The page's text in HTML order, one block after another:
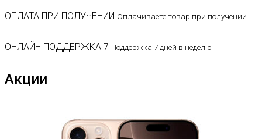
ОПЛАТА ПРИ ПОЛУЧЕНИИ Оплачиваете товар при получении
ОНЛАЙН ПОДДЕРЖКА 7 Поддержка 7 дней в неделю
Акции